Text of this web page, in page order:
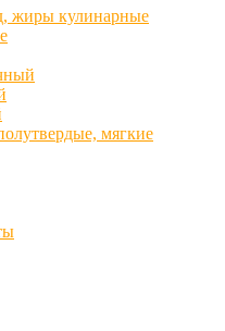
жиры кулинарные
мягкие